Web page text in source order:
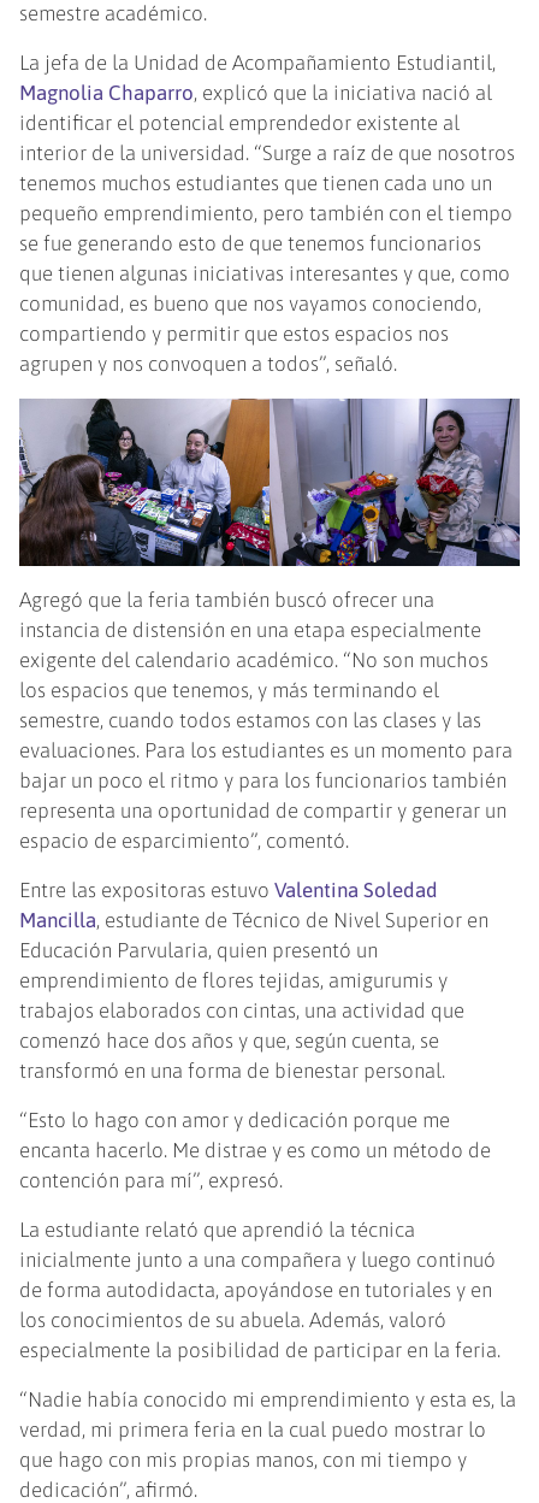
semestre académico.
La jefa de la Unidad de Acompañamiento Estudiantil,
Magnolia Chaparro, explicó que la iniciativa nació al
identificar el potencial emprendedor existente al
interior de la universidad. “Surge a raíz de que nosotros
tenemos muchos estudiantes que tienen cada uno un
pequeño emprendimiento, pero también con el tiempo
se fue generando esto de que tenemos funcionarios
que tienen algunas iniciativas interesantes y que, como
comunidad, es bueno que nos vayamos conociendo,
compartiendo y permitir que estos espacios nos
agrupen y nos convoquen a todos”, señaló.
Agregó que la feria también buscó ofrecer una
instancia de distensión en una etapa especialmente
exigente del calendario académico. “No son muchos
los espacios que tenemos, y más terminando el
semestre, cuando todos estamos con las clases y las
evaluaciones. Para los estudiantes es un momento para
bajar un poco el ritmo y para los funcionarios también
representa una oportunidad de compartir y generar un
espacio de esparcimiento”, comentó.
Entre las expositoras estuvoValentina Soledad
Mancilla, estudiante de Técnico de Nivel Superior en
Educación Parvularia, quien presentó un
emprendimiento de flores tejidas, amigurumis y
trabajos elaborados con cintas, una actividad que
comenzó hace dos años y que, según cuenta, se
transformó en una forma de bienestar personal.
“Esto lo hago con amor y dedicación porque me
encanta hacerlo. Me distrae y es como un método de
contención para mí”, expresó.
La estudiante relató que aprendió la técnica
inicialmente junto a una compañera y luego continuó
de forma autodidacta, apoyándose en tutoriales y en
los conocimientos de su abuela. Además, valoró
especialmente la posibilidad de participar en la feria.
“Nadie había conocido mi emprendimiento y esta es, la
verdad, mi primera feria en la cual puedo mostrar lo
que hago con mis propias manos, con mi tiempo y
dedicación”, afirmó.